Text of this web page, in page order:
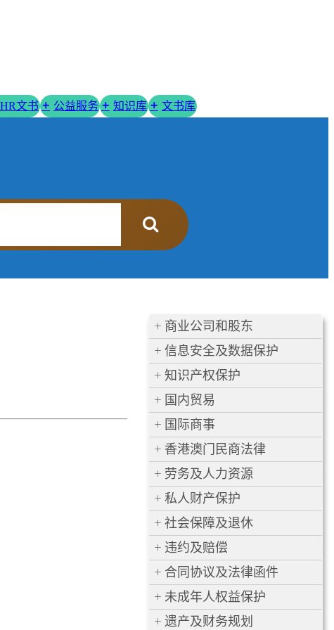
HR文书 公益服务 知识库 文书库
商业公司和股东
信息安全及数据保护
知识产权保护
国内贸易
国际商事
香港澳门民商法律
劳务及人力资源
私人财产保护
社会保障及退休
违约及赔偿
合同协议及法律函件
未成年人权益保护
遗产及财务规划